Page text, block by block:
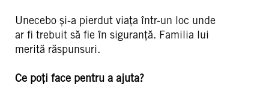
Unecebo și-a pierdut viața într-un loc unde
ar fi trebuit să fie în siguranță. Familia lui
merită răspunsuri.
Ce poți face pentru a ajuta?